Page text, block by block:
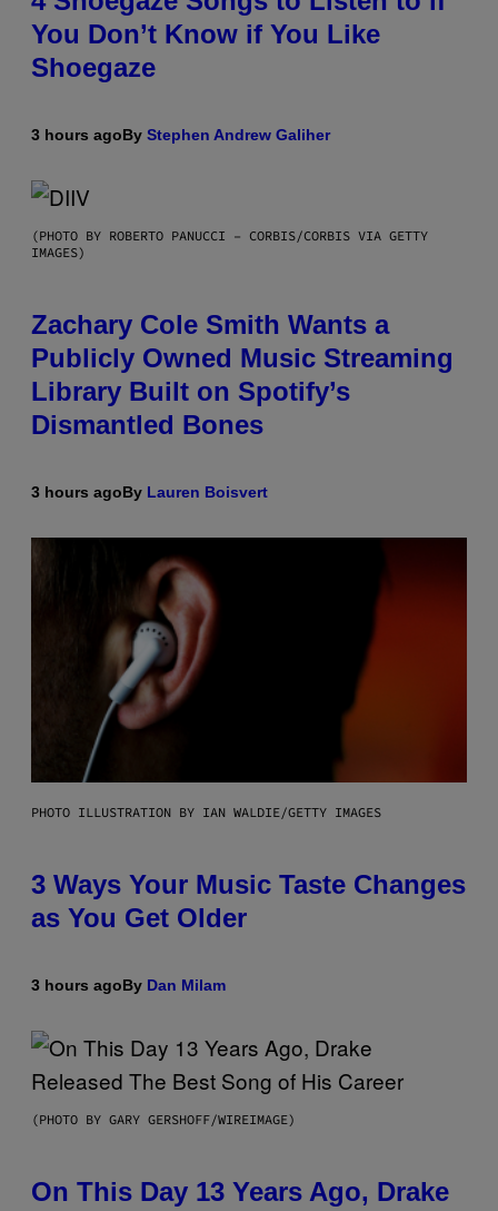
You Don’t Know if You Like
Shoegaze
3 hours agoBy Stephen Andrew Galiher
(PHOTO BY ROBERTO PANUCCI – CORBIS/CORBIS VIA GETTY
IMAGES)
Zachary Cole Smith Wants a
Publicly Owned Music Streaming
Library Built on Spotify’s
Dismantled Bones
3 hours agoBy Lauren Boisvert
PHOTO ILLUSTRATION BY IAN WALDIE/GETTY IMAGES
3 Ways Your Music Taste Changes
as You Get Older
3 hours agoBy Dan Milam
(PHOTO BY GARY GERSHOFF/WIREIMAGE)
On This Day 13 Years Ago, Drake